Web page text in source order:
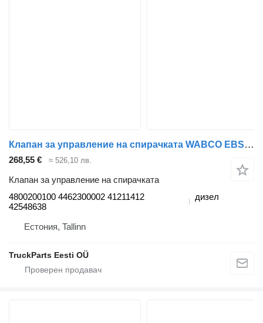
Клапан за управление на спирачката WABCO EBS2 CBU 4800200100 за влекач IVECO Stralis, Trakker (2002-)
268,55 € ≈ 526,10 лв.
Клапан за управление на спирачката
4800200100 4462300002 41211412
42548638
дизел
Естония, Tallinn
TruckParts Eesti OÜ